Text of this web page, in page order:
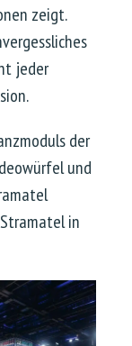
zeigt.
jeder
der
und
in